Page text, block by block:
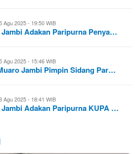
Agu 2025 - 19:50 WIB
Adakan Paripurna Penya…
Agu 2025 - 15:46 WIB
Jambi Pimpin Sidang Par…
Agu 2025 - 18:41 WIB
Adakan Paripurna KUPA …